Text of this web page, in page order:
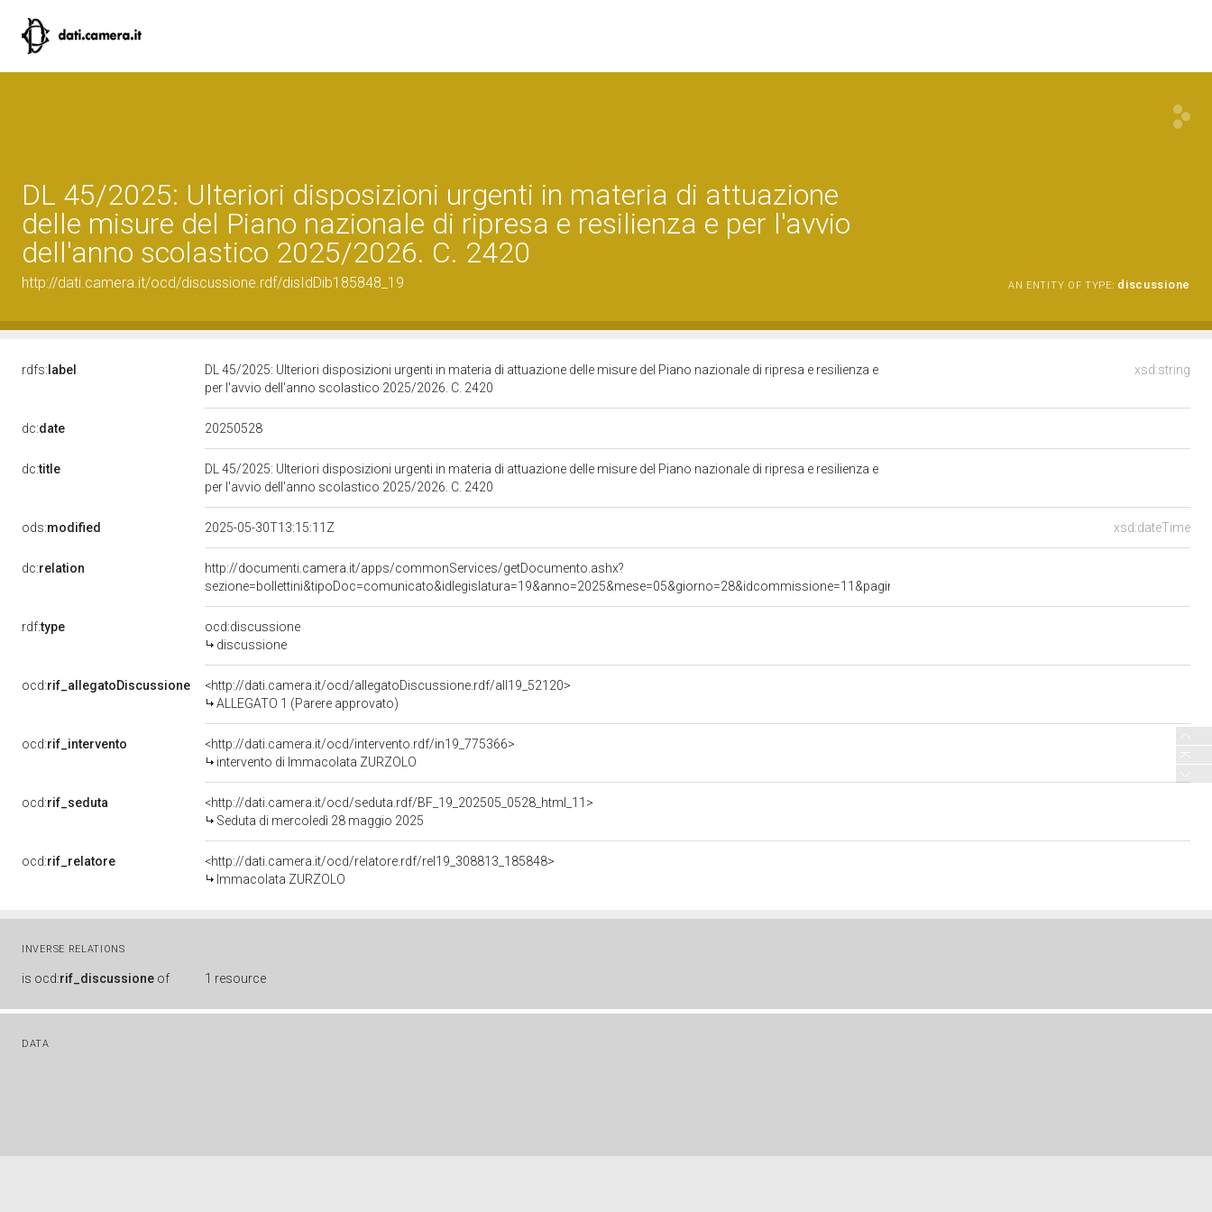
DL 45/2025: Ulteriori disposizioni urgenti in materia di attuazione
delle misure del Piano nazionale di ripresa e resilienza e per l'avvio
dell'anno scolastico 2025/2026. C. 2420
http://dati.camera.it/ocd/discussione.rdf/disIdDib185848_19 AN ENTITY OF TYPE: discussione
rdfs: label xsd:string
DL 45/2025: Ulteriori disposizioni urgenti in materia di attuazione delle misure del Piano nazionale di ripresa e resilienza e
per l'avvio dell'anno scolastico 2025/2026. C. 2420
dc:date 20250528
dc:title
DL 45/2025: Ulteriori disposizioni urgenti in materia di attuazione delle misure del Piano nazionale di ripresa e resilienza e
per l'avvio dell'anno scolastico 2025/2026. C. 2420
ods:modified xsd:dateTime
2025-05-30T13:15:11Z
dc:relation
http://documenti.camera.it/apps/commonServices/getDocumento.ashx?
rdf:type
ocd:discussione
discussione
ocd:rif_allegatoDiscussione
<http://dati.camera.it/ocd/allegatoDiscussione.rdf/all19_52120>
ALLEGATO 1 (Parere approvato)
ocd:rif_intervento
<http://dati.camera.it/ocd/intervento.rdf/in19_775366>
intervento di Immacolata ZURZOLO
ocd:rif_seduta
<http://dati.camera.it/ocd/seduta.rdf/BF_19_202505_0528_html_11>
Seduta di mercoledì 28 maggio 2025
ocd:rif_relatore
<http://dati.camera.it/ocd/relatore.rdf/rel19_308813_185848>
Immacolata ZURZOLO
INVERSE RELATIONS
is ocd:rif_discussione of 1 resource
DATA